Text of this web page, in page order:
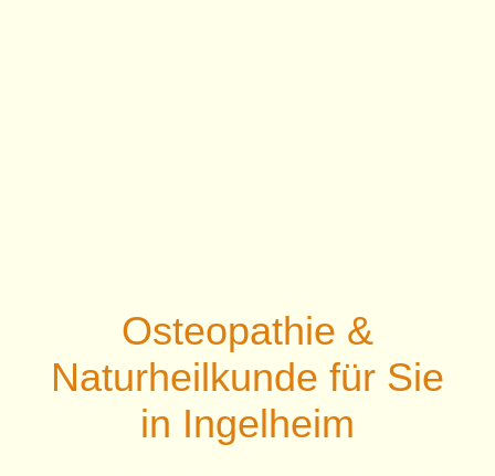
Blog &
Osteopathie &
Naturheilkunde für Sie
in Ingelheim